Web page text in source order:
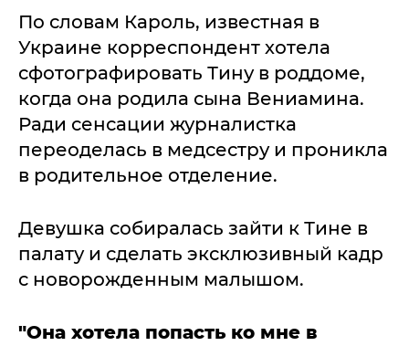
По словам Кароль, известная в
Украине корреспондент хотела
сфотографировать Тину в роддоме,
когда она родила сына Вениамина.
Ради сенсации журналистка
переоделась в медсестру и проникла
в родительное отделение.
Девушка собиралась зайти к Тине в
палату и сделать эксклюзивный кадр
с новорожденным малышом.
"Она хотела попасть ко мне в